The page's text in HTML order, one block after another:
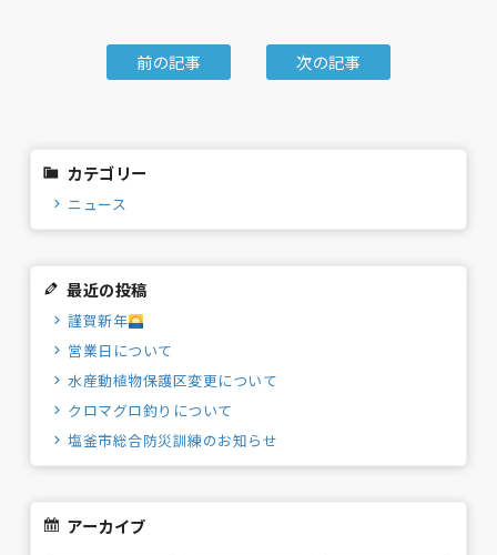
前の記事 次の記事
カテゴリー
ニュース
最近の投稿
謹賀新年
営業日について
水産動植物保護区変更について
クロマグロ釣りについて
塩釜市総合防災訓練のお知らせ
アーカイブ